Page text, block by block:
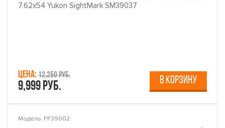
7.62х54 Yukon SightMark SM39037
Цена: 12,250 руб.
9,999 руб. В КОРЗИНУ
Модель: FF39002